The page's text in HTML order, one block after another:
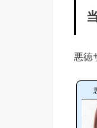
悪徳